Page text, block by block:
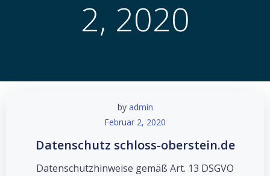
2, 2020
by admin
Februar 2, 2020
Datenschutz schloss-oberstein.de
Datenschutzhinweise gemäß Art. 13 DSGVO